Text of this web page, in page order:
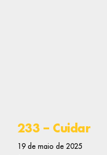
233 – Cuidar
19 de maio de 2025